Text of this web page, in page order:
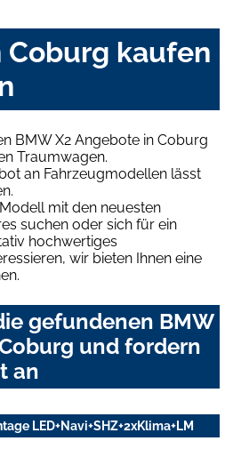
Coburg kaufen
BMW X2 Angebote in Coburg
Traumwagen.
an Fahrzeugmodellen lässt
mit den neuesten
suchen oder sich für ein
hochwertiges
wir bieten Ihnen eine
gefundenen BMW
und fordern
an
LED+Navi+SHZ+2xKlima+LM